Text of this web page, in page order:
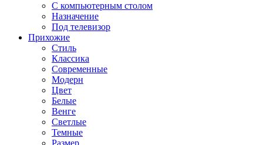
С компьютерным столом
Назначение
Под телевизор
Прихожие
Стиль
Классика
Современные
Модерн
Цвет
Белые
Венге
Светлые
Темные
Размер